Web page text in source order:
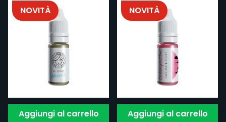
Aggiungi al carrello
NOVITÀ
Aggiungi al carrello
NOVITÀ